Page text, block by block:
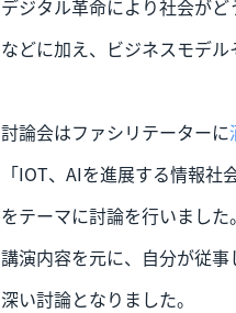
デジタル革命により社会がど
などに加え、ビジネスモデル
討論会はファシリテーターに
「IOT、AIを進展する情報社
をテーマに討論を行いました。
講演内容を元に、自分が従
深い討論となりました。